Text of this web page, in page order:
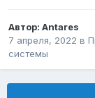
Автор: Antares
7 апреля, 2022 в
системы